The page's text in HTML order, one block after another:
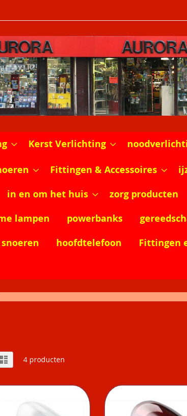
Kerst Verlichting
Fittingen & Accessoires
in en om het huis zorg producten
lampen powerbanks
hoofdtelefoon Fittingen
Lijst 4 producten